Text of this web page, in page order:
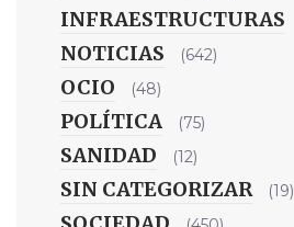
INFRAESTRUCTURAS
NOTICIAS (642)
OCIO (48)
POLÍTICA (75)
SANIDAD (12)
SIN CATEGORIZAR (19)